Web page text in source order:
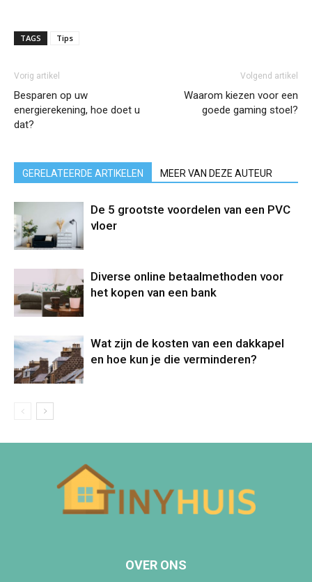
TAGS Tips
Vorig artikel
Besparen op uw
energierekening, hoe doet u
dat?
Volgend artikel
Waarom kiezen voor een
goede gaming stoel?
GERELATEERDE ARTIKELEN MEER VAN DEZE AUTEUR
De 5 grootste voordelen van een PVC
vloer
Diverse online betaalmethoden voor
het kopen van een bank
Wat zijn de kosten van een dakkapel
en hoe kun je die verminderen?
OVER ONS